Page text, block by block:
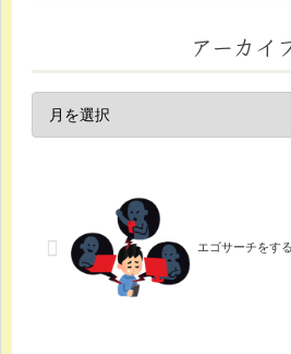
アーカイ
エゴサーチをす